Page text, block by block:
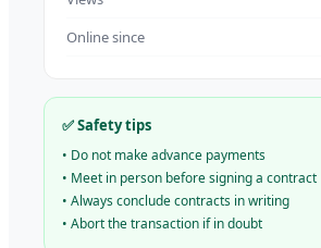
Online since
✅ Safety tips
• Do not make advance payments
• Meet in person before signing a contract
• Always conclude contracts in writing
• Abort the transaction if in doubt